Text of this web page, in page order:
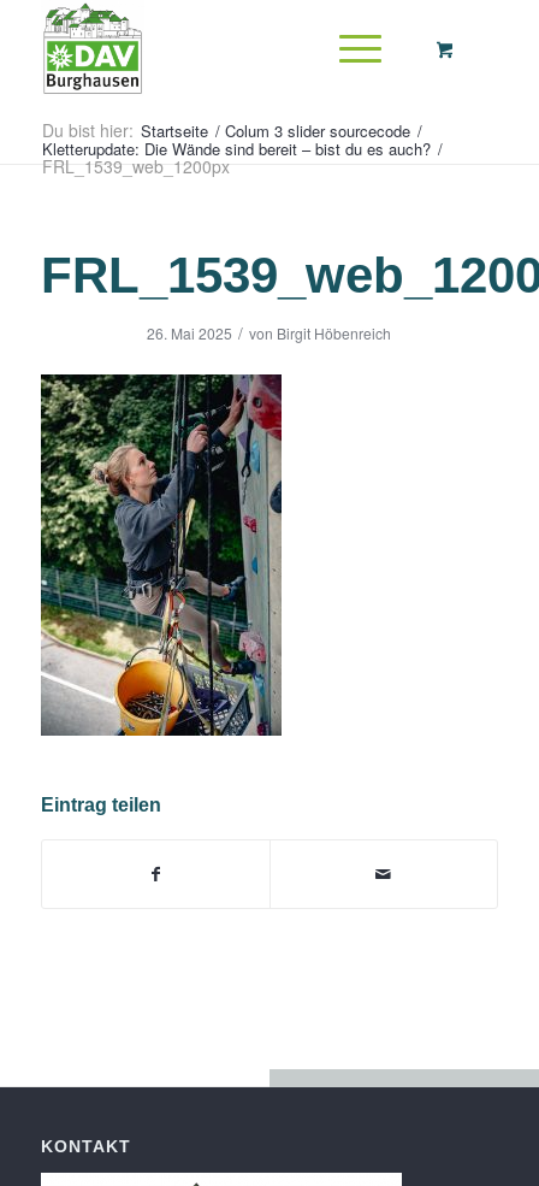
Du bist hier: Startseite / Colum 3 slider sourcecode /
Kletterupdate: Die Wände sind bereit – bist du es auch? /
FRL_1539_web_1200px
26. Mai 2025 / von Birgit Höbenreich
Eintrag teilen
KONTAKT